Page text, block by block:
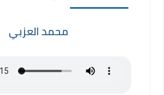
محمد العزبي